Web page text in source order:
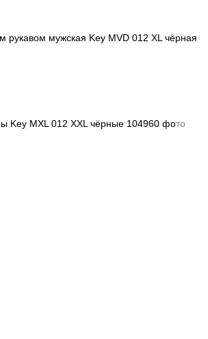
рукавом мужская Key MVD 012 XL чёрная